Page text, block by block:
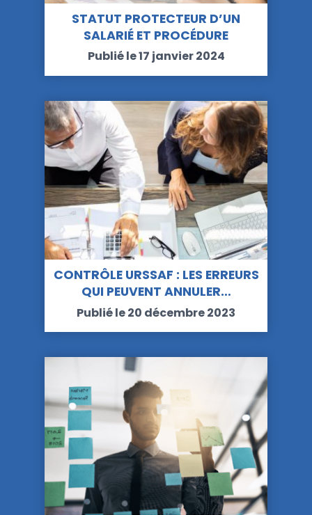
STATUT PROTECTEUR D’UN
SALARIÉ ET PROCÉDURE
DISCIPLINAIRE :…
Publié le 17 janvier 2024
CONTRÔLE URSSAF : LES ERREURS
QUI PEUVENT ANNULER…
Publié le 20 décembre 2023